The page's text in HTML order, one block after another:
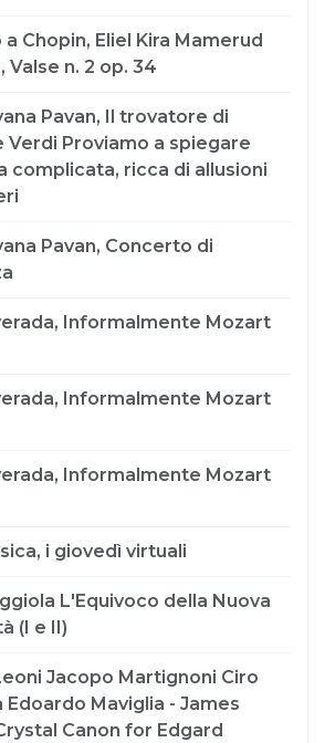
Chopin, Eliel Kira Mamerud
Valse n. 2 op. 34
Pavan, Il trovatore di
Verdi Proviamo a spiegare
complicata, ricca di allusioni
Pavan, Concerto di
Informalmente Mozart
Informalmente Mozart
Informalmente Mozart
i giovedì virtuali
L'Equivoco della Nuova
(I e II)
Jacopo Martignoni Ciro
Edoardo Maviglia - James
Canon for Edgard